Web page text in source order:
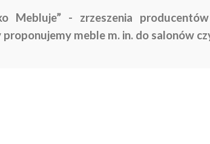
Mebluje” - zrzeszenia
meble m. in. do salonów